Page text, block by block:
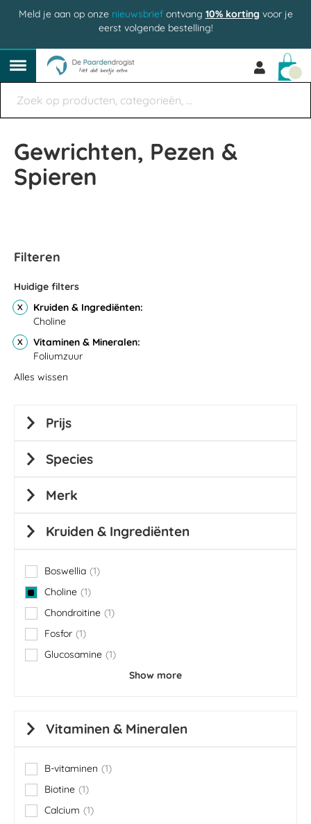
Meld je aan op onze nieuwsbriefontvang 10% korting voor je
eerst volgende bestelling!
Gewrichten, Pezen &
Spieren
Filteren
Huidige filters
Kruiden & Ingrediënten
Choline
Vitaminen & Mineralen
Foliumzuur
Alles wissen
Prijs
Species
Merk
Kruiden & Ingrediënten
Boswellia 1
item
Choline 1
item
Chondroitine 1
item
Fosfor 1
item
Glucosamine 1
item
Show more
Vitaminen & Mineralen
B-vitaminen 1
item
Biotine 1
item
Calcium
1
item